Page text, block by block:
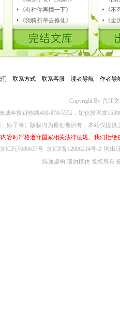
《有种你再撞一下》
《我骑扫帚去修仙》
《不
《
联系方式 联系客服 读者导航
作者导
Copyright By 晋江
成年投诉热线400-870-5552，短信投诉发
贴子等）版权均为原创者所有，本站仅提
容时严格遵守国家相关法律法规。我们拒
京ICP证080637号 京ICP备12006214号-2 网出
纯属虚构 请勿模仿 版权所有